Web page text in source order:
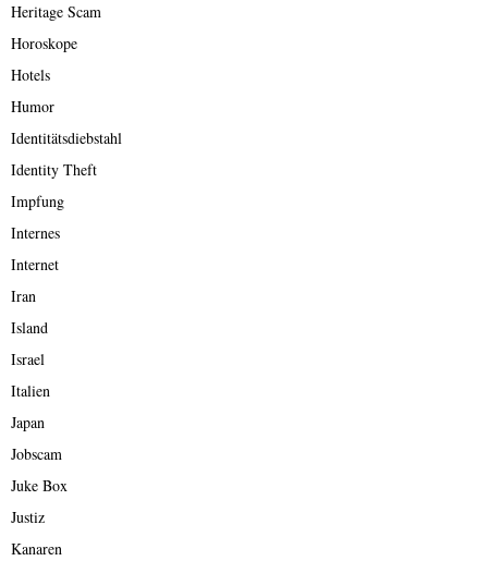
Heritage Scam
Horoskope
Hotels
Humor
Identitätsdiebstahl
Identity Theft
Impfung
Internes
Internet
Iran
Island
Israel
Italien
Japan
Jobscam
Juke Box
Justiz
Kanaren